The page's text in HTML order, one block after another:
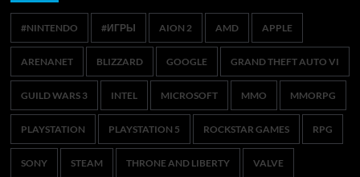
#NINTENDO #ИГРЫ AION 2 AMD APPLE
ARENANET BLIZZARD GOOGLE GRAND THEFT AUTO VI
GUILD WARS 3 INTEL MICROSOFT MMO MMORPG
PLAYSTATION PLAYSTATION 5 ROCKSTAR GAMES RPG
SONY STEAM THRONE AND LIBERTY VALVE